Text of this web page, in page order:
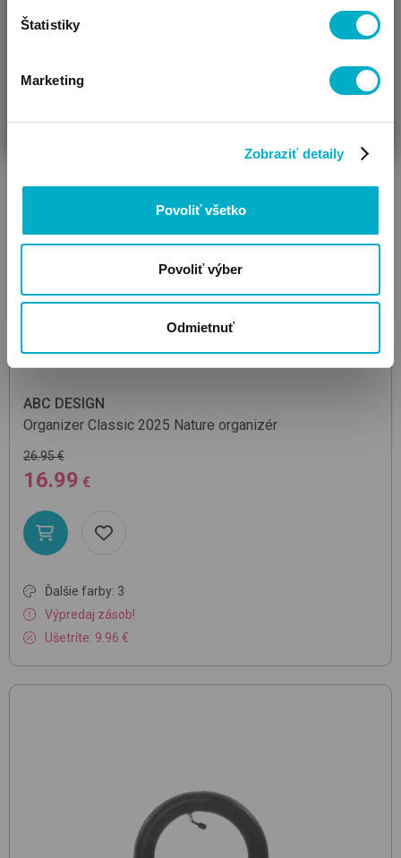
Štatistiky
Marketing
Zobraziť detaily
Povoliť všetko
Povoliť výber
Odmietnuť
ABC DESIGN
Organizer Classic 2025 Nature organizér
26.95 €
16.99 €
Ďalšie farby: 3
Výpredaj zásob!
Ušetríte: 9.96 €